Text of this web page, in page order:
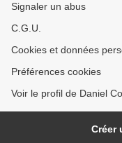
Signaler un abus
C.G.U.
Cookies et données
Préférences cookies
Voir le profil de Daniel
Créer